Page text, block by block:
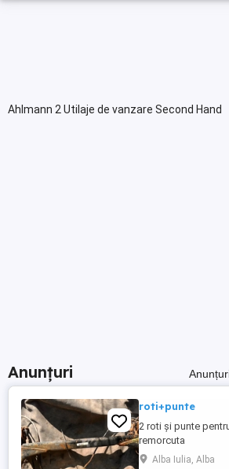
Ahlmann 2 Utilaje de vanzare Second Hand
Anunțuri
roti+punte
2 roti și punte
remorcuta
Alba Iulia, Alba